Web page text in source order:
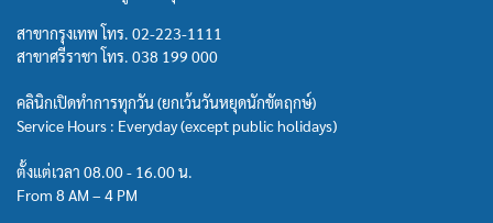
สาขากรุงเทพ โทร. 02-223-1111
สาขาศรีราชา โทร. 038 199 000
คลินิกเปิดทำการทุกวัน (ยกเว้นวันหยุดนักขัตฤกษ์)
Service Hours : Everyday (except public holidays)
ตั้งแต่เวลา 08.00 - 16.00 น.
From 8 AM – 4 PM